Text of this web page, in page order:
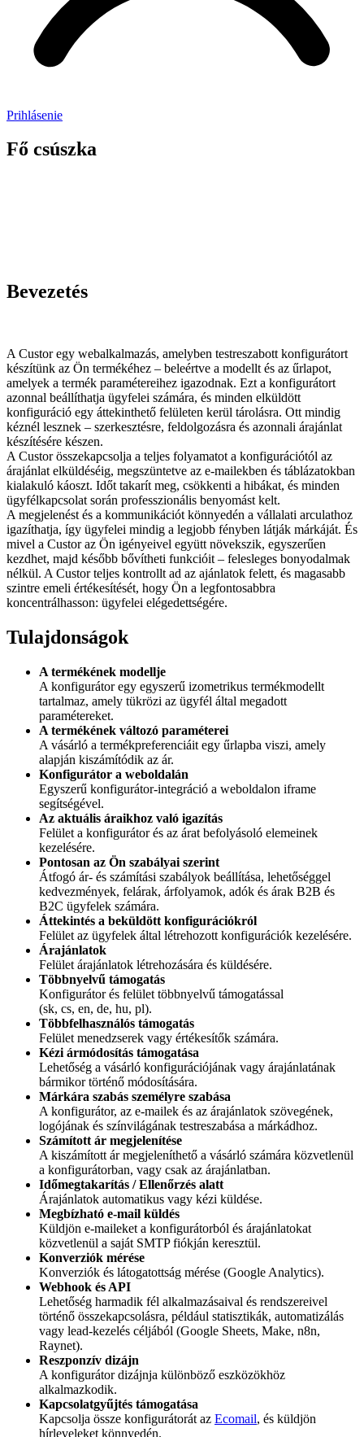
Prihlásenie
Fő csúszka
Bevezetés
A Custor egy webalkalmazás, amelyben testreszabott konfigurátort
készítünk az Ön termékéhez – beleértve a modellt és az űrlapot,
amelyek a termék paramétereihez igazodnak. Ezt a konfigurátort
azonnal beállíthatja ügyfelei számára, és minden elküldött
konfiguráció egy áttekinthető felületen kerül tárolásra. Ott mindig
kéznél lesznek – szerkesztésre, feldolgozásra és azonnali árajánlat
készítésére készen.
A Custor összekapcsolja a teljes folyamatot a konfigurációtól az
árajánlat elküldéséig, megszüntetve az e-mailekben és táblázatokban
kialakuló káoszt. Időt takarít meg, csökkenti a hibákat, és minden
ügyfélkapcsolat során professzionális benyomást kelt.
A megjelenést és a kommunikációt könnyedén a vállalati arculathoz
igazíthatja, így ügyfelei mindig a legjobb fényben látják márkáját. És
mivel a Custor az Ön igényeivel együtt növekszik, egyszerűen
kezdhet, majd később bővítheti funkcióit – felesleges bonyodalmak
nélkül. A Custor teljes kontrollt ad az ajánlatok felett, és magasabb
szintre emeli értékesítését, hogy Ön a legfontosabbra
koncentrálhasson: ügyfelei elégedettségére.
Tulajdonságok
A termékének modellje
A konfigurátor egy egyszerű izometrikus termékmodellt
tartalmaz, amely tükrözi az ügyfél által megadott
paramétereket.
A termékének változó paraméterei
A vásárló a termékpreferenciáit egy űrlapba viszi, amely
alapján kiszámítódik az ár.
Konfigurátor a weboldalán
Egyszerű konfigurátor-integráció a weboldalon iframe
segítségével.
Az aktuális áraikhoz való igazítás
Felület a konfigurátor és az árat befolyásoló elemeinek
kezelésére.
Pontosan az Ön szabályai szerint
Átfogó ár- és számítási szabályok beállítása, lehetőséggel
kedvezmények, felárak, árfolyamok, adók és árak B2B és
B2C ügyfelek számára.
Áttekintés a beküldött konfigurációkról
Felület az ügyfelek által létrehozott konfigurációk kezelésére.
Árajánlatok
Felület árajánlatok létrehozására és küldésére.
Többnyelvű támogatás
Konfigurátor és felület többnyelvű támogatással
(sk, cs, en, de, hu, pl).
Többfelhasználós támogatás
Felület menedzserek vagy értékesítők számára.
Kézi ármódosítás támogatása
Lehetőség a vásárló konfigurációjának vagy árajánlatának
bármikor történő módosítására.
Márkára szabás személyre szabása
A konfigurátor, az e-mailek és az árajánlatok szövegének,
logójának és színvilágának testreszabása a márkádhoz.
Számított ár megjelenítése
A kiszámított ár megjeleníthető a vásárló számára közvetlenül
a konfigurátorban, vagy csak az árajánlatban.
Időmegtakarítás / Ellenőrzés alatt
Árajánlatok automatikus vagy kézi küldése.
Megbízható e-mail küldés
Küldjön e-maileket a konfigurátorból és árajánlatokat
közvetlenül a saját SMTP fiókján keresztül.
Konverziók mérése
Konverziók és látogatottság mérése (Google Analytics).
Webhook és API
Lehetőség harmadik fél alkalmazásaival és rendszereivel
történő összekapcsolásra, például statisztikák, automatizálás
vagy lead-kezelés céljából (Google Sheets, Make, n8n,
Raynet).
Reszponzív dizájn
A konfigurátor dizájnja különböző eszközökhöz
alkalmazkodik.
Kapcsolatgyűjtés támogatása
Kapcsolja össze konfigurátorát az Ecomail, és küldjön
hírleveleket könnyedén.